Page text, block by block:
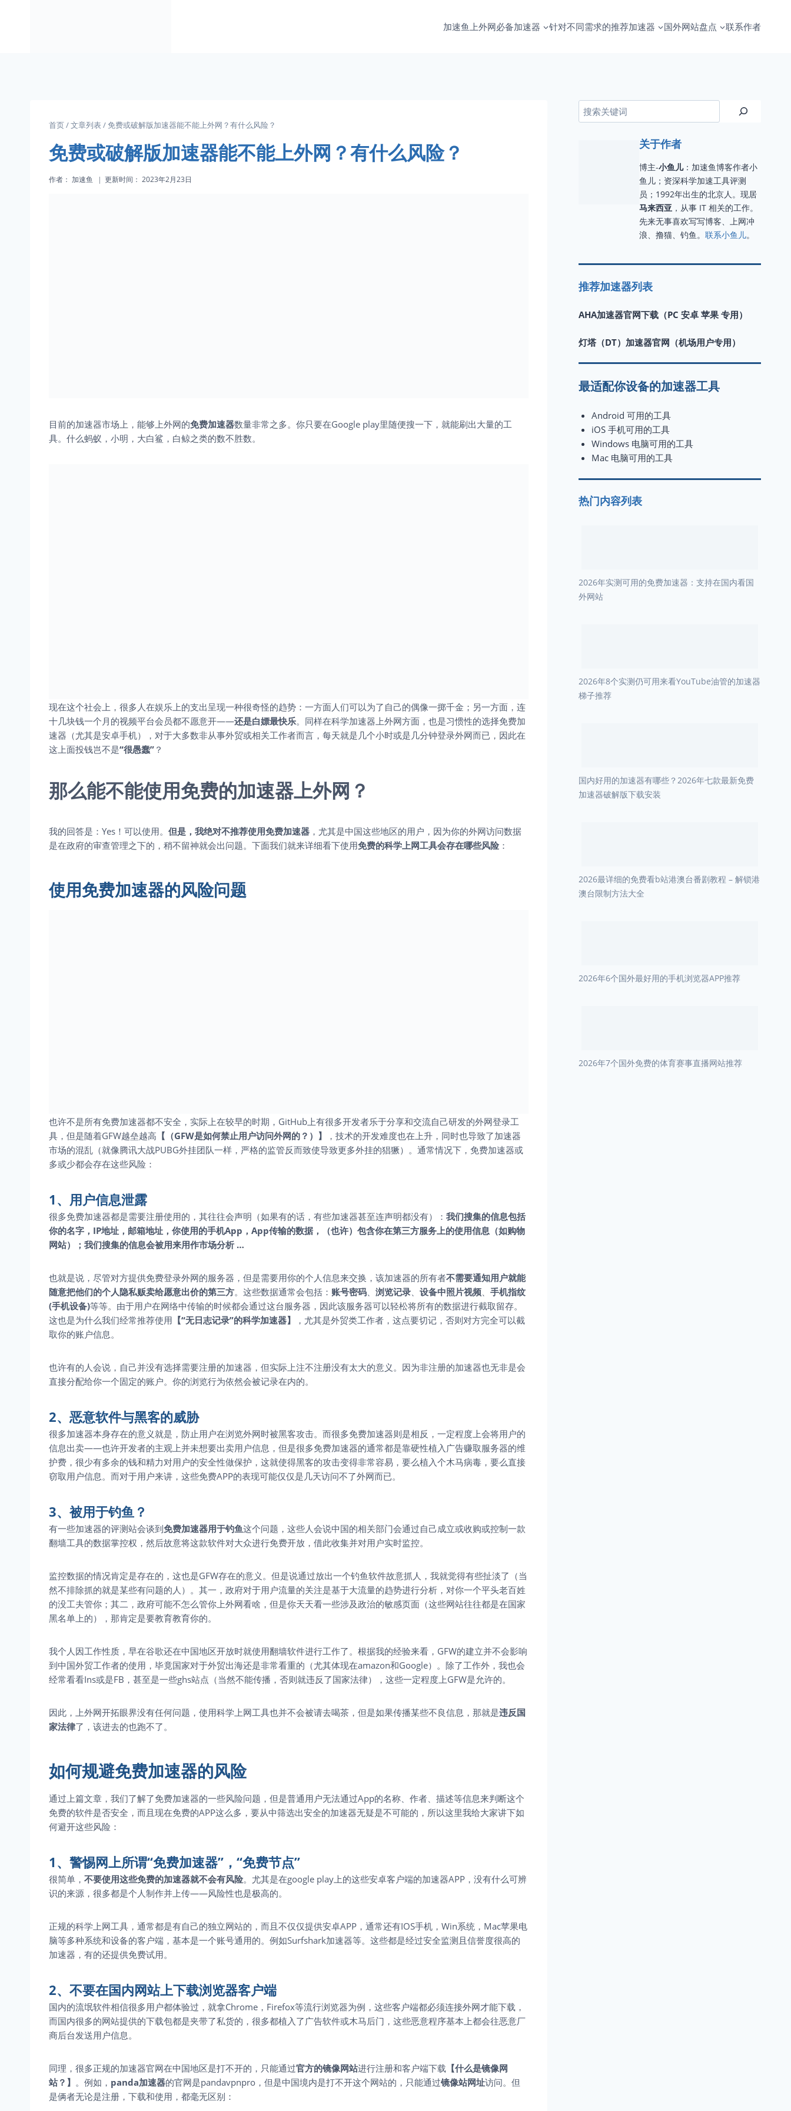
加速鱼上外网必备加速器 针对不同需求的推荐加速器 国外网站盘点 联系作者
首页/文章列表/免费或破解版加速器能不能上外网？有什么风险？
免费或破解版加速器能不能上外网？有什么风险？
作者： 加速鱼 更新时间： 2023年2月23日
目前的加速器市场上，能够上外网的免费加速器数量非常之多。你只要在Google play里随便搜一下，就能刷出大量的工
具。什么蚂蚁，小明，大白鲨，白鲸之类的数不胜数。
现在这个社会上，很多人在娱乐上的支出呈现一种很奇怪的趋势：一方面人们可以为了自己的偶像一掷千金；另一方面，连
十几块钱一个月的视频平台会员都不愿意开——还是白嫖最快乐。同样在科学加速器上外网方面，也是习惯性的选择免费加
速器（尤其是安卓手机），对于大多数非从事外贸或相关工作者而言，每天就是几个小时或是几分钟登录外网而已，因此在
这上面投钱岂不是“很愚蠢” ？
那么能不能使用免费的加速器上外网？
我的回答是：Yes！可以使用。 但是，我绝对不推荐使用免费加速器 ，尤其是中国这些地区的用户，因为你的外网访问数据
是在政府的审查管理之下的，稍不留神就会出问题。下面我们就来详细看下使用免费的科学上网工具会存在哪些风险 ：
使用免费加速器的风险问题
也许不是所有免费加速器都不安全，实际上在较早的时期，GitHub上有很多开发者乐于分享和交流自己研发的外网登录工
具，但是随着GFW越垒越高 【 （GFW是如何禁止用户访问外网的？） 】
，技术的开发难度也在上升，同时也导致了加速器
市场的混乱（就像腾讯大战PUBG外挂团队一样，严格的监管反而致使导致更多外挂的猖獗）。通常情况下，免费加速器或
多或少都会存在这些风险：
1、用户信息泄露
很多免费加速器都是需要注册使用的，其往往会声明（如果有的话，有些加速器甚至连声明都没有）： 我们搜集的信息包括
你的名字，IP地址，邮箱地址，你使用的手机App，App传输的数据，（也许）包含你在第三方服务上的使用信息（如购物
网站）；我们搜集的信息会被用来用作市场分析 …
也就是说，尽管对方提供免费登录外网的服务器，但是需要用你的个人信息来交换，该加速器的所有者不需要通知用户就能
随意把他们的个人隐私贩卖给愿意出价的第三方。这些数据通常会包括： 账号密码 浏览记录 设备中照片视频
手机指纹
(手机设备)等等。由于用户在网络中传输的时候都会通过这台服务器，因此该服务器可以轻松将所有的数据进行截取留存。
这也是为什么我们经常推荐使用 【“无日志记录”的科学加速器】
，尤其是外贸类工作者，这点要切记，否则对方完全可以截
取你的账户信息。
也许有的人会说，自己并没有选择需要注册的加速器，但实际上注不注册没有太大的意义。因为非注册的加速器也无非是会
直接分配给你一个固定的账户。你的浏览行为依然会被记录在内的。
2、恶意软件与黑客的威胁
很多加速器本身存在的意义就是，防止用户在浏览外网时被黑客攻击。而很多免费加速器则是相反，一定程度上会将用户的
信息出卖——也许开发者的主观上并未想要出卖用户信息，但是很多免费加速器的通常都是靠硬性植入广告赚取服务器的维
护费，很少有多余的钱和精力对用户的安全性做保护，这就使得黑客的攻击变得非常容易，要么植入个木马病毒，要么直接
窃取用户信息。而对于用户来讲，这些免费APP的表现可能仅仅是几天访问不了外网而已。
3、被用于钓鱼？
有一些加速器的评测站会谈到免费加速器用于钓鱼这个问题，这些人会说中国的相关部门会通过自己成立或收购或控制一款
翻墙工具的数据掌控权，然后故意将这款软件对大众进行免费开放，借此收集并对用户实时监控。
监控数据的情况肯定是存在的，这也是GFW存在的意义。但是说通过放出一个钓鱼软件故意抓人，我就觉得有些扯淡了（当
然不排除抓的就是某些有问题的人）。其一，政府对于用户流量的关注是基于大流量的趋势进行分析，对你一个平头老百姓
的没工夫管你；其二，政府可能不怎么管你上外网看啥，但是你天天看一些涉及政治的敏感页面（这些网站往往都是在国家
黑名单上的），那肯定是要教育教育你的。
我个人因工作性质，早在谷歌还在中国地区开放时就使用翻墙软件进行工作了。根据我的经验来看，GFW的建立并不会影响
到中国外贸工作者的使用，毕竟国家对于外贸出海还是非常看重的（尤其体现在amazon和Google）。除了工作外，我也会
经常看看Ins或是FB，甚至是一些ghs站点（当然不能传播，否则就违反了国家法律），这些一定程度上GFW是允许的。
因此，上外网开拓眼界没有任何问题，使用科学上网工具也并不会被请去喝茶，但是如果传播某些不良信息，那就是违反国
家法律了，该进去的也跑不了。
如何规避免费加速器的风险
通过上篇文章，我们了解了免费加速器的一些风险问题，但是普通用户无法通过App的名称、作者、描述等信息来判断这个
免费的软件是否安全，而且现在免费的APP这么多，要从中筛选出安全的加速器无疑是不可能的，所以这里我给大家讲下如
何避开这些风险：
1、警惕网上所谓“免费加速器”，“免费节点”
很简单， 不要使用这些免费的加速器就不会有风险。尤其是在google play上的这些安卓客户端的加速器APP，没有什么可辨
识的来源，很多都是个人制作并上传——风险性也是极高的。
正规的科学上网工具，通常都是有自己的独立网站的，而且不仅仅提供安卓APP，通常还有IOS手机，Win系统，Mac苹果电
脑等多种系统和设备的客户端，基本是一个账号通用的。例如Surfshark加速器等。这些都是经过安全监测且信誉度很高的
加速器，有的还提供免费试用。
2、不要在国内网站上下载浏览器客户端
国内的流氓软件相信很多用户都体验过，就拿Chrome，Firefox等流行浏览器为例，这些客户端都必须连接外网才能下载，
而国内很多的网站提供的下载包都是夹带了私货的，很多都植入了广告软件或木马后门，这些恶意程序基本上都会往恶意厂
商后台发送用户信息。
同理，很多正规的加速器官网在中国地区是打不开的，只能通过官方的镜像网站进行注册和客户端下载 【什么是镜像网
站？】 。例如， panda加速器的官网是pandavpnpro，但是中国境内是打不开这个网站的，只能通过镜像站网址访问。但
是俩者无论是注册，下载和使用，都毫无区别：
搜索
关于作者
博主-小鱼儿：加速鱼博客作者小
鱼儿；资深科学加速工具评测
员；1992年出生的北京人。现居
马来西亚，从事 IT 相关的工作。
先来无事喜欢写写博客、上网冲
浪、撸猫、钓鱼。 联系小鱼儿。
推荐加速器列表
AHA加速器官网下载（PC 安卓 苹果 专用）
灯塔（DT）加速器官网（机场用户专用）
最适配你设备的加速器工具
Android 可用的工具
iOS 手机可用的工具
Windows 电脑可用的工具
Mac 电脑可用的工具
热门内容列表
2026年实测可用的免费加速器：支持在国内看国
外网站
2026年8个实测仍可用来看YouTube油管的加速器
梯子推荐
国内好用的加速器有哪些？2026年七款最新免费
加速器破解版下载安装
2026最详细的免费看b站港澳台番剧教程 – 解锁港
澳台限制方法大全
2026年6个国外最好用的手机浏览器APP推荐
2026年7个国外免费的体育赛事直播网站推荐